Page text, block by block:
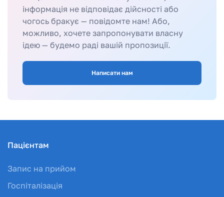
інформація не відповідає дійсності або
чогось бракує — повідомте нам! Або,
можливо, хочете запропонувати власну
ідею — будемо раді вашій пропозиції.
Написати нам
Пацієнтам
Запис на прийом
Госпіталізація